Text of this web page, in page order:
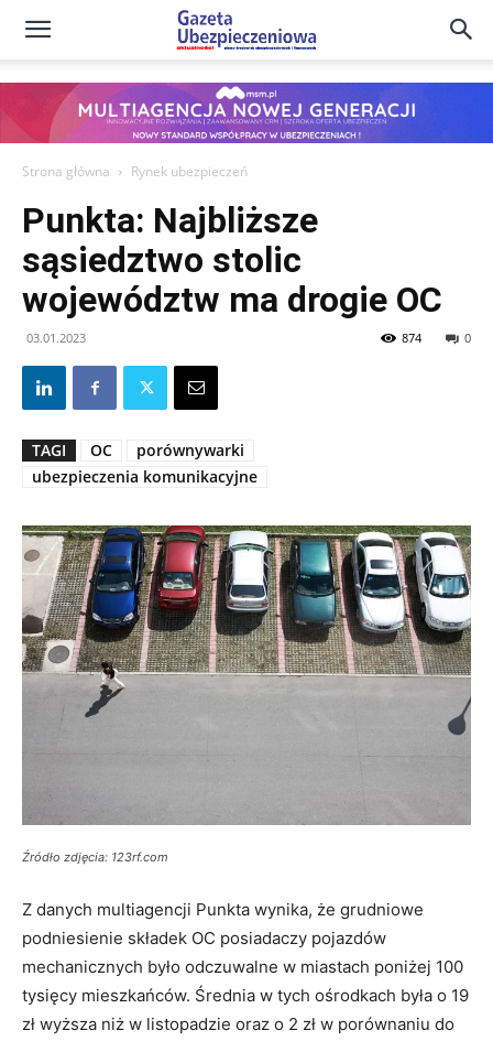
Gazeta
Ubezpieczeniowa
Portal
Strona główna Rynek ubezpieczeń
Punkta: Najbliższe
sąsiedztwo stolic
województw ma drogie OC
03.01.2023 0
874
TAGI OC
porównywarki
ubezpieczenia komunikacyjne
Źródło zdjęcia: 123rf.com
Z danych multiagencji Punkta wynika, że grudniowe
podniesienie składek OC posiadaczy pojazdów
mechanicznych było odczuwalne w miastach poniżej 100
tysięcy mieszkańców. Średnia w tych ośrodkach była o 19
zł wyższa niż w listopadzie oraz o 2 zł w porównaniu do